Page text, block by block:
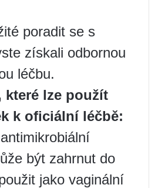
poradit se s
získali odbornou
léčbu.
které lze použít
k oficiální léčbě:
být zahrnut do
jako vaginální